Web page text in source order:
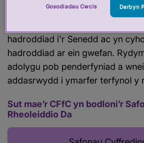
Rydym yn adolygu perfformiad y
hadroddiad i'r Senedd ac yn
hadroddiad ar ein gwefan.
adolygu pob penderfyniad a
addasrwydd i ymarfer terfynol y
Sut mae’r CFfC yn bodloni’r
Rheoleiddio Da
Gosodiadau Cwcis Derbyn